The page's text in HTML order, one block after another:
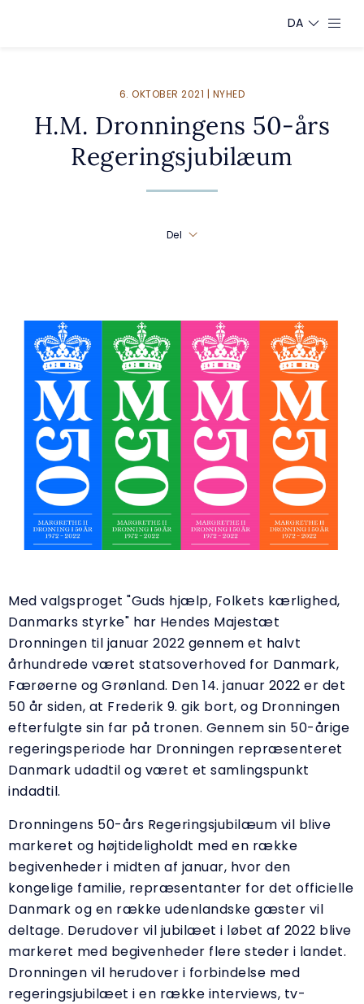
DA
6. OKTOBER 2021 | NYHED
H.M. Dronningens 50-års
Regeringsjubilæum
Del
Med valgsproget "Guds hjælp, Folkets kærlighed,
Danmarks styrke" har Hendes Majestæt
Dronningen til januar 2022 gennem et halvt
århundrede været statsoverhoved for Danmark,
Færøerne og Grønland. Den 14. januar 2022 er det
50 år siden, at Frederik 9. gik bort, og Dronningen
efterfulgte sin far på tronen. Gennem sin 50-årige
regeringsperiode har Dronningen repræsenteret
Danmark udadtil og været et samlingspunkt
indadtil.
Dronningens 50-års Regeringsjubilæum vil blive
markeret og højtideligholdt med en række
begivenheder i midten af januar, hvor den
kongelige familie, repræsentanter for det officielle
Danmark og en række udenlandske gæster vil
deltage. Derudover vil jubilæet i løbet af 2022 blive
markeret med begivenheder flere steder i landet.
Dronningen vil herudover i forbindelse med
regeringsjubilæet i en række interviews, tv-